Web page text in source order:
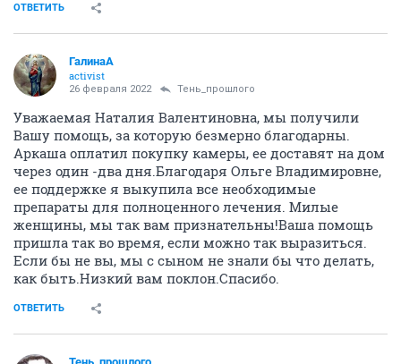
ОТВЕТИТЬ
ГалинаА
activist
26 февраля 2022 Тень_прошлого
Уважаемая Наталия Валентиновна, мы получили
Вашу помощь, за которую безмерно благодарны.
Аркаша оплатил покупку камеры, ее доставят на дом
через один -два дня.Благодаря Ольге Владимировне,
ее поддержке я выкупила все необходимые
препараты для полноценного лечения. Милые
женщины, мы так вам признательны!Ваша помощь
пришла так во время, если можно так выразиться.
Если бы не вы, мы с сыном не знали бы что делать,
как быть.Низкий вам поклон.Спасибо.
ОТВЕТИТЬ